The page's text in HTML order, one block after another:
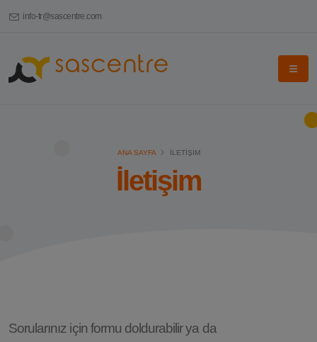
info-tr@sascentre.com
ANA SAYFA İLETIŞIM
İletişim
Sorularınız için formu doldurabilir ya da